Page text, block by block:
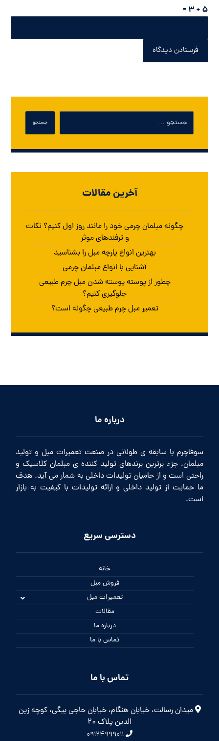
5 + 3 =
فرستادن دیدگاه
جستجو
آخرین مقالات
چگونه مبلمان چرمی خود را مانند روز اول کنیم؟ نکات
و ترفندهای موثر
بهترین انواع پارچه مبل را بشناسید
آشنایی با انواع مبلمان چرمی
چطور از پوسته پوسته شدن مبل چرم طبیعی
جلوگیری کنیم؟
تعمیر مبل چرم طبیعی چگونه است؟
درباره ما
سوفاچرم با سابقه ی طولانی در صنعت تعمیرات مبل و تولید
مبلمان، جزء برترین برندهای تولید کننده ی مبلمان کلاسیک و
راحتی است و از حامیان تولیدات داخلی به شمار می آید. هدف
ما حمایت از تولید داخلی و ارائه تولیدات با کیفیت به بازار
است.
دسترسی سریع
خانه
فروش مبل
تعمیرات مبل
مقالات
درباره ما
تماس با ما
تماس با ما
میدان رسالت، خیابان هنگام، خیابان حاجی بیگی، کوچه زین
الدین پلاک 20